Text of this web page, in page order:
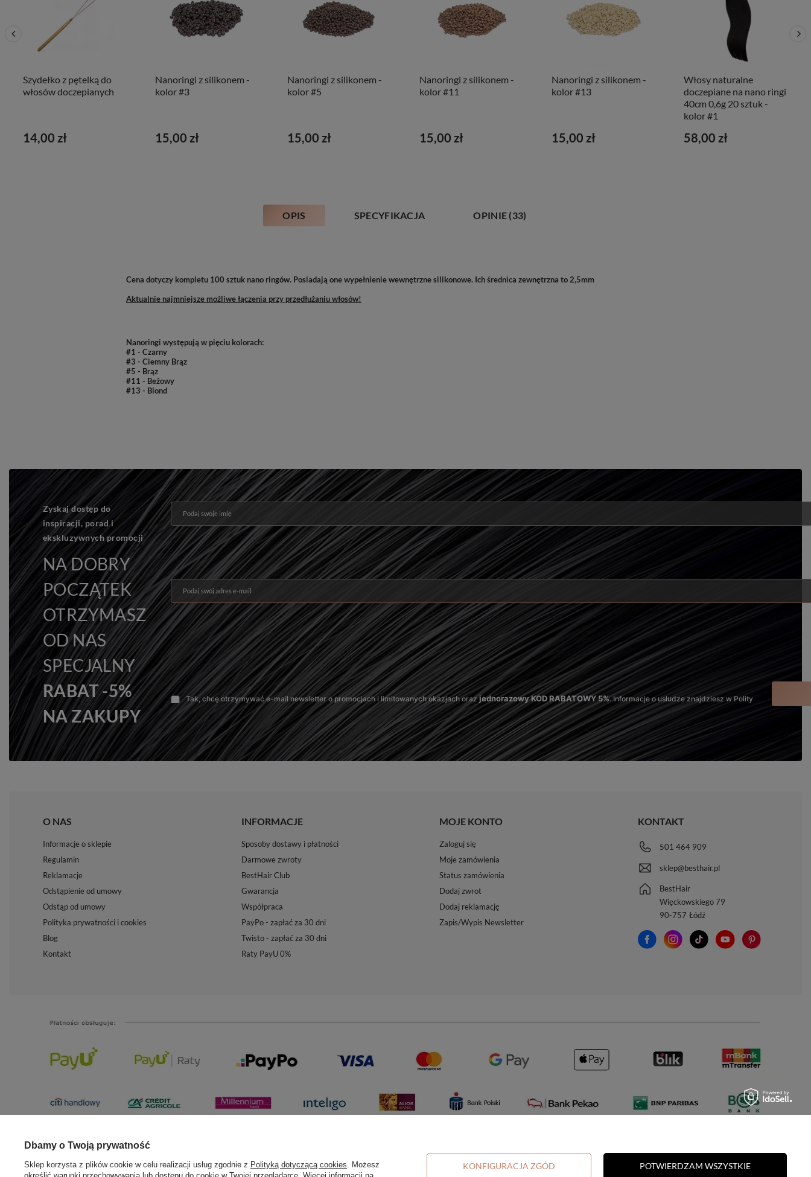
Szydełko z pętelką do
włosów doczepianych
14,00 zł
Nanoringi z silikonem -
kolor #3
15,00 zł
Nanoringi z silikonem -
kolor #5
15,00 zł
Nanoringi z silikonem -
kolor #11
15,00 zł
Nanoringi z silikonem -
kolor #13
15,00 zł
Włosy naturalne
doczepiane na nano ringi
40cm 0,6g 20 sztuk -
kolor #1
58,00 zł
OPIS SPECYFIKACJA OPINIE (33)
Cena dotyczy kompletu 100 sztuk nano ringów. Posiadają one wypełnienie wewnętrzne silikonowe. Ich średnica zewnętrzna to 2,5mm
Aktualnie najmniejsze możliwe łączenia przy przedłużaniu włosów!
Nanoringi występują w pięciu kolorach:
#1 - Czarny
#3 - Ciemny Brąz
#5 - Brąz
#11 - Beżowy
#13 - Blond
Zyskaj dostęp do
inspiracji, porad i
ekskluzywnych promocji
NA DOBRY
POCZĄTEK
OTRZYMASZ
OD NAS
SPECJALNY
RABAT -5%
NA ZAKUPY
Podaj swoje imię
Podaj swój adres e-mail
Tak, chcę otrzymywać e-mail newsletter o promocjach i limitowanych okazjach oraz jednorazowy KOD RABATOWY 5%. Informacje o usłudze znajdziesz w Polityce Prywatności oraz Regulaminie.
O NAS
Informacje o sklepie
Regulamin
Reklamacje
Odstąpienie od umowy
Odstąp od umowy
Polityka prywatności i cookies
Blog
Kontakt
INFORMACJE
Sposoby dostawy i płatności
Darmowe zwroty
BestHair Club
Gwarancja
Współpraca
PayPo - zapłać za 30 dni
Twisto - zapłać za 30 dni
Raty PayU 0%
MOJE KONTO
Zaloguj się
Moje zamówienia
Status zamówienia
Dodaj zwrot
Dodaj reklamację
Zapis/Wypis Newsletter
KONTAKT
501 464 909
sklep@besthair.pl
BestHair
Więckowskiego 79
90-757 Łódź
Dbamy o Twoją prywatność
Sklep korzysta z plików cookie w celu realizacji usług zgodnie z Polityką dotyczącą cookies . Możesz
KONFIGURACJA ZGÓD POTWIERDZAM WSZYSTKIE